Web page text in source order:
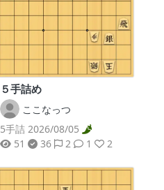
５手詰め
ここなっつ
5手詰 2026/08/05
51
36 2 1 2